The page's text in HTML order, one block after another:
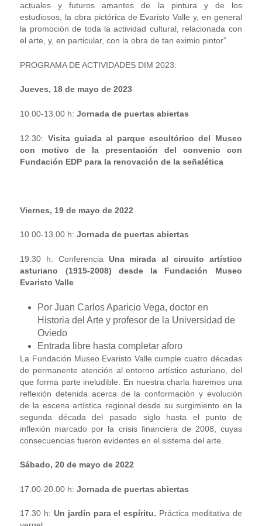
actuales y futuros amantes de la pintura y de los
estudiosos, la obra pictórica de Evaristo Valle y, en general
la promoción de toda la actividad cultural, relacionada con
el arte, y, en particular, con la obra de tan eximio pintor”.
PROGRAMA DE ACTIVIDADES DIM 2023:
Jueves, 18 de mayo de 2023
10.00-13.00 h: Jornada de puertas abiertas
12.30: Visita guiada al parque escultórico del Museo
con motivo de la presentación del convenio con
Fundación EDP para la renovación de la señalética
Viernes, 19 de mayo de 2022
10.00-13.00 h:Jornada de puertas abiertas
19.30 h: Conferencia Una mirada al circuito artístico
asturiano (1915-2008) desde la Fundación Museo
Evaristo Valle
Por Juan Carlos Aparicio Vega, doctor en
Historia del Arte y profesor de la Universidad de
Oviedo
Entrada libre hasta completar aforo
La Fundación Museo Evaristo Valle cumple cuatro décadas
de permanente atención al entorno artístico asturiano, del
que forma parte ineludible. En nuestra charla haremos una
reflexión detenida acerca de la conformación y evolución
de la escena artística regional desde su surgimiento en la
segunda década del pasado siglo hasta el punto de
inflexión marcado por la crisis financiera de 2008, cuyas
consecuencias fueron evidentes en el sistema del arte.
Sábado, 20 de mayo de 2022
17.00-20.00 h:Jornada de puertas abiertas
17.30 h: Un jardín para el espíritu. Práctica meditativa de